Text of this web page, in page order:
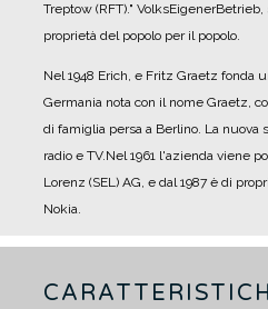
Treptow (RFT)."
proprietà del popolo per il popolo.
Nel 1948 Erich, e Fritz Graetz fonda
Germania nota con il nome Graetz,
di famiglia persa a Berlino. La
radio e TV.Nel 1961 l'azienda viene
Lorenz (SEL) AG, e dal 1987 è di
Nokia.